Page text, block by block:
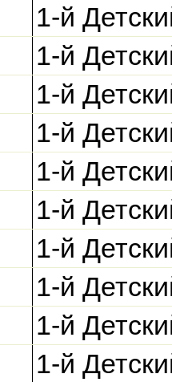
1-й
1-й
1-й
1-й
1-й
1-й
1-й
1-й
1-й
1-й